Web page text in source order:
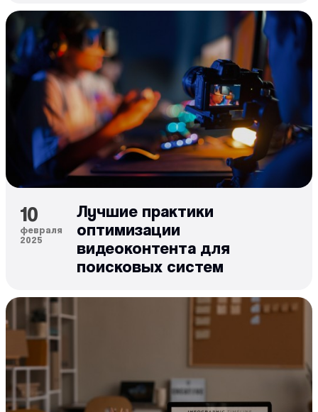
10
февраля
2025
Лучшие практики
оптимизации
видеоконтента для
поисковых систем